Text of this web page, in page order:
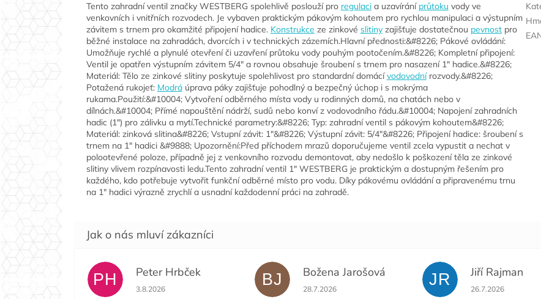
Tento zahradní ventil značky WESTBERG spolehlivě poslouží pro regulacia uzavírání průtoku vody ve
venkovních i vnitřních rozvodech. Je vybaven praktickým pákovým kohoutem pro rychlou manipulaci a výstupním
závitem s trnem pro okamžité připojení hadice. Konstrukce ze zinkové slitinyzajišťuje dostatečnou pevnostpro
běžné instalace na zahradách, dvorcích i v technických zázemích.Hlavní přednosti:&#8226; Pákové ovládání:
Umožňuje rychlé a plynulé otevření či uzavření průtoku vody pouhým pootočením.&#8226; Kompletní připojení:
Ventil je opatřen výstupním závitem 5/4" a rovnou obsahuje šroubení s trnem pro nasazení 1" hadice.&#8226;
Materiál: Tělo ze zinkové slitiny poskytuje spolehlivost pro standardní domácívodovodnírozvody.&#8226;
Potažená rukojeť: Modráúprava páky zajišťuje pohodlný a bezpečný úchop i s mokrýma
rukama.Použití:&#10004; Vytvoření odběrného místa vody u rodinných domů, na chatách nebo v
dílnách.&#10004; Přímé napouštění nádrží, sudů nebo konví z vodovodního řádu.&#10004; Napojení zahradních
hadic (1") pro zálivku a mytí.Technické parametry:&#8226; Typ: zahradní ventil s pákovým kohoutem&#8226;
Materiál: zinková slitina&#8226; Vstupní závit: 1"&#8226; Výstupní závit: 5/4"&#8226; Připojení hadice: šroubení s
trnem na 1" hadici &#9888; Upozornění:Před příchodem mrazů doporučujeme ventil zcela vypustit a nechat v
polootevřené poloze, případně jej z venkovního rozvodu demontovat, aby nedošlo k poškození těla ze zinkové
slitiny vlivem rozpínavosti ledu.Tento zahradní ventil 1" WESTBERG je praktickým a dostupným řešením pro
každého, kdo potřebuje vytvořit funkční odběrné místo pro vodu. Díky pákovému ovládání a připravenému trnu
na 1" hadici výrazně zrychlí a usnadní každodenní práci na zahradě.
PH Peter Hrbček
Hodnocení obchodu je 5 z 5 hvězdiček.
3.8.2026
BJ Božena Jarošová
Hodnocení obchodu je 5 z 5 hvězdiček.
28.7.2026
JR Jiří Rajman
Hodnocení
26.7.2026